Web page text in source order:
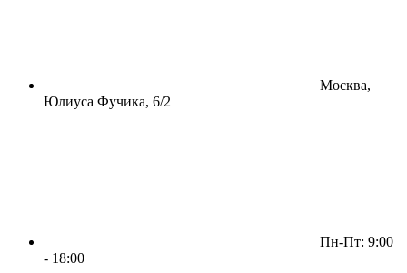
Москва,
Юлиуса Фучика, 6/2
Пн-Пт: 9:00
- 18:00